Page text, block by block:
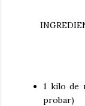
1 kilo de
probar)